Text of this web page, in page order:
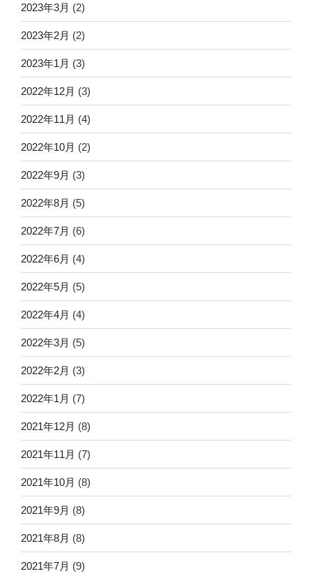
2023年3月 (2)
2023年2月 (2)
2023年1月 (3)
2022年12月 (3)
2022年11月 (4)
2022年10月 (2)
2022年9月 (3)
2022年8月 (5)
2022年7月 (6)
2022年6月 (4)
2022年5月 (5)
2022年4月 (4)
2022年3月 (5)
2022年2月 (3)
2022年1月 (7)
2021年12月 (8)
2021年11月 (7)
2021年10月 (8)
2021年9月 (8)
2021年8月 (8)
2021年7月 (9)